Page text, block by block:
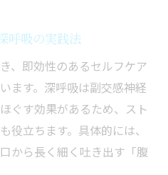
呼吸の実践法
、即効性のあるセルフケア
ます。深呼吸は副交感神経
ぐす効果があるため、スト
役立ちます。具体的には、
から長く細く吐き出す「腹